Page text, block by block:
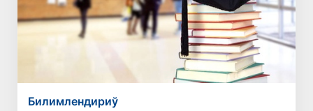
Билимлендириў